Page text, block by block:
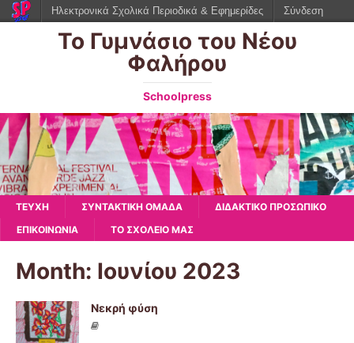
Το Γυμνάσιο του Νέου
Φαλήρου
Schoolpress
ΤΕΥΧΗ ΣΥΝΤΑΚΤΙΚΗ ΟΜΑΔΑ
ΔΙΔΑΚΤΙΚΟ ΠΡΟΣΩΠΙΚΟ
ΕΠΙΚΟΙΝΩΝΙΑ
ΤΟ ΣΧΟΛΕΙΟ ΜΑΣ
Month: Ιουνίου 2023
Νεκρή φύση
Ηλεκτρονικά Σχολικά Περιοδικά & Εφημερίδες Σύνδεση